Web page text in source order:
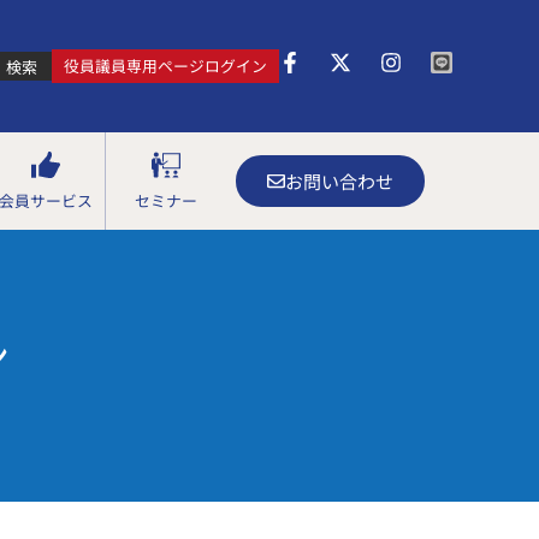
検索 役員議員専用ページログイン
員サービス セミナー
お問い合わせ